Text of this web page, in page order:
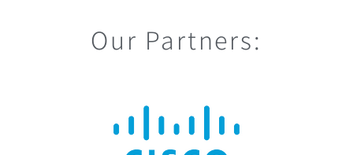
:Our Partners